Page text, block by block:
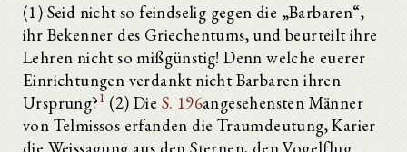
(1) Seid nicht so feindselig gegen die „Barbaren“,
ihr Bekenner des Griechentums, und beurteilt ihre
Lehren nicht so mißgünstig! Denn welche euerer
Einrichtungen verdankt nicht Barbaren ihren
Ursprung?1 (2) Die S. 196angesehensten Männer
von Telmissos erfanden die Traumdeutung, Karier
die Weissagung aus den Sternen, den Vogelflug